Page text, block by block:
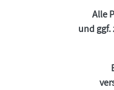
Alle
und ggf.